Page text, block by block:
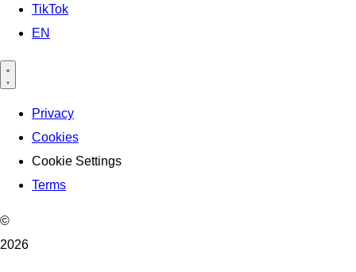
TikTok
EN
Privacy
Cookies
Cookie Settings
Terms
©
2026